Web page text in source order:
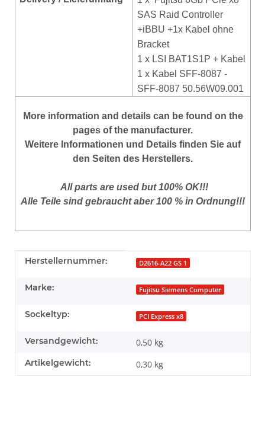
SAS Raid Controller
+iBBU +1x Kabel ohne
Bracket
1 x LSI BAT1S1P + Kabel
1 x Kabel SFF-8087 -
SFF-8087 50.56W09.001
More information and details can be found on the
pages of the manufacturer.
Weitere Informationen und Details finden Sie auf
den Seiten des Herstellers.
All parts are used but 100% OK!!!
Alle Teile sind gebraucht aber 100 % in Ordnung!!!
Produkteigenschaft
Wert
Herstellernummer: D2616-A22 GS 1
Marke: Fujitsu Siemens Computer
Sockeltyp: PCI Express x8
Versandgewicht: 0,50 kg
Artikelgewicht: 0,30 kg